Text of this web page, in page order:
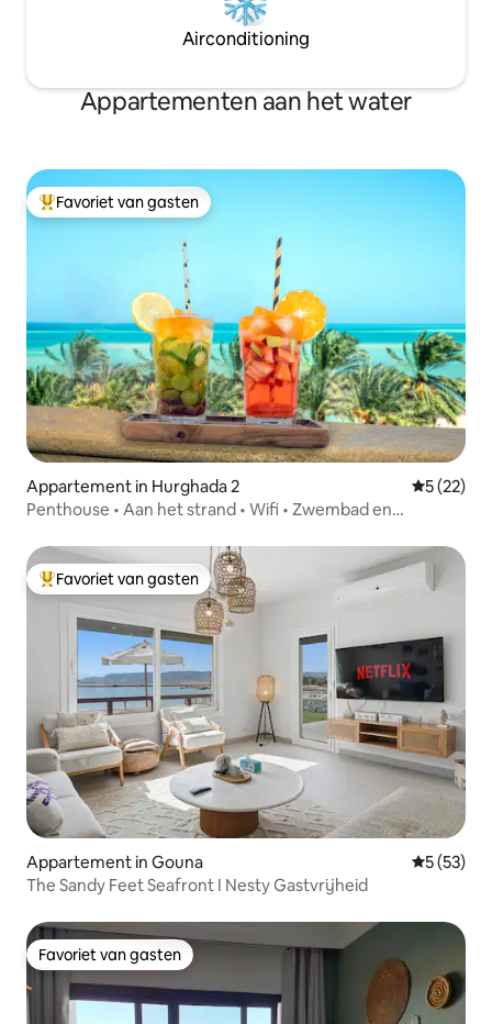
Airconditioning
Appartementen aan het water
Topfavoriet van gasten
Favoriet van gasten
Appartement in Hurghada 2
5 (22)
Penthouse • Aan het strand • Wifi • Zwembad en
Topfavoriet van gasten
Favoriet van gasten
Appartement in Gouna
5 (53)
The Sandy Feet Seafront I Nesty Gastvrijheid
Favoriet van gasten
Favoriet van gasten